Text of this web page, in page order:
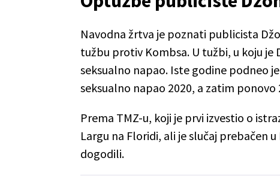
Navodna žrtva je poznati publicista
tužbu protiv Kombsa. U tužbi, u koju je
seksualno napao. Iste godine podneo
seksualno napao 2020, a zatim ponovo
Prema TMZ-u, koji je prvi izvestio o
Largu na Floridi, ali je slučaj prebačen
dogodili.